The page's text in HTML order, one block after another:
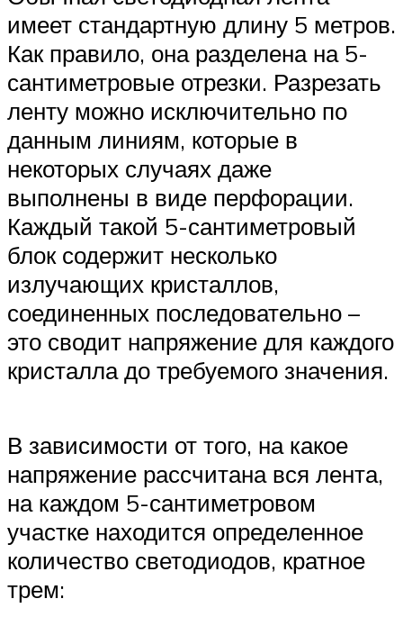
имеет стандартную длину 5 метров.
Как правило, она разделена на 5-
сантиметровые отрезки. Разрезать
ленту можно исключительно по
данным линиям, которые в
некоторых случаях даже
выполнены в виде перфорации.
Каждый такой 5-сантиметровый
блок содержит несколько
излучающих кристаллов,
соединенных последовательно –
это сводит напряжение для каждого
кристалла до требуемого значения.
В зависимости от того, на какое
напряжение рассчитана вся лента,
на каждом 5-сантиметровом
участке находится определенное
количество светодиодов, кратное
трем: